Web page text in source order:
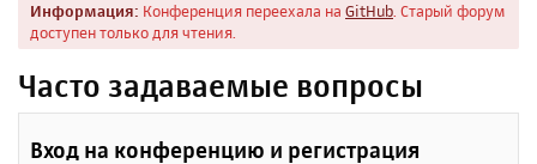
к
м
Информация: Конференция переехала на GitHub . Старый форум
доступен только для чтения.
Часто задаваемые вопросы
Вход на конференцию и регистрация